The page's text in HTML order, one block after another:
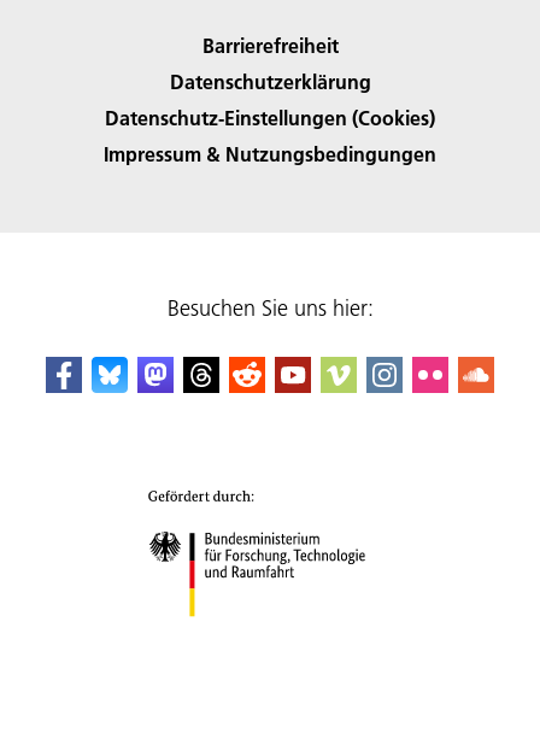
Barrierefreiheit
Datenschutzerklärung
Datenschutz-Einstellungen (Cookies)
Impressum & Nutzungsbedingungen
Besuchen Sie uns hier: